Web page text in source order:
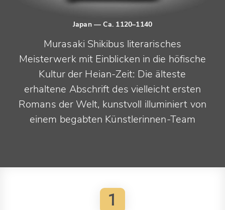
Japan— Ca. 1120–1140
Murasaki Shikibus literarisches
Meisterwerk mit Einblicken in die höfische
Kultur der Heian-Zeit: Die älteste
erhaltene Abschrift des vielleicht ersten
Romans der Welt, kunstvoll illuminiert von
einem begabten Künstlerinnen-Team
1